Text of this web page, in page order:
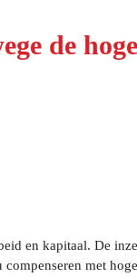
de
en kapitaal. De
met